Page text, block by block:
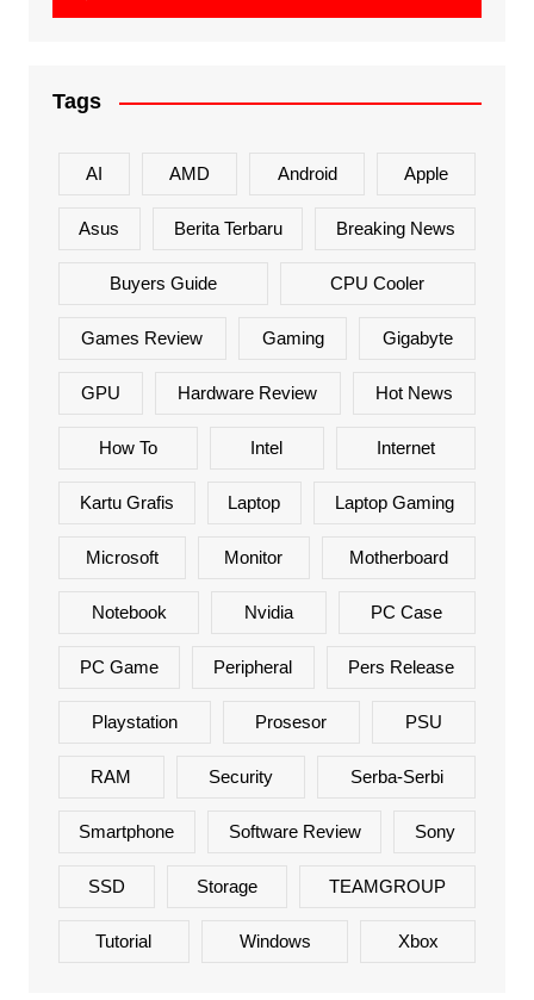
Tags
AI AMD Android Apple
Asus Berita Terbaru Breaking News
Buyers Guide CPU Cooler
Games Review Gaming Gigabyte
GPU Hardware Review Hot News
How To Intel Internet
Kartu Grafis Laptop Laptop Gaming
Microsoft Monitor Motherboard
Notebook Nvidia PC Case
PC Game Peripheral Pers Release
Playstation Prosesor PSU
RAM Security Serba-Serbi
Smartphone Software Review Sony
SSD Storage TEAMGROUP
Tutorial Windows Xbox